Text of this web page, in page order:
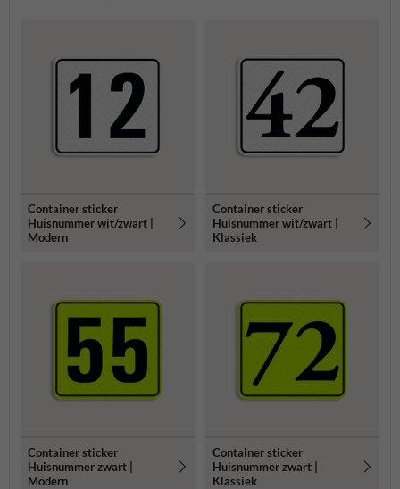
Container sticker
Huisnummer wit/zwart |
Modern
Container sticker
Huisnummer wit/zwart |
Klassiek
Container sticker
Huisnummer zwart |
Modern
Container sticker
Huisnummer zwart |
Klassiek